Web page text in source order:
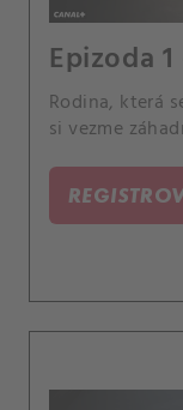
Epizoda
Rodina, která
si vezme